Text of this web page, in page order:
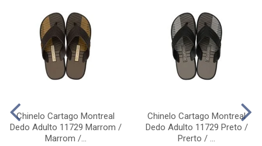
Chinelo Cartago Montreal
Dedo Adulto 11729 Marrom /
Marrom /...
Chinelo Cartago Montreal
Dedo Adulto 11729 Preto /
Prerto / ...